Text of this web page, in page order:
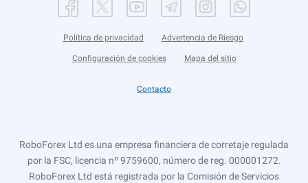
Política de privacidad Advertencia de Riesgo
Configuración de cookies Mapa del sitio
Contacto
RoboForex Ltd es una empresa financiera de corretaje regulada
por la FSC, licencia nº 9759600, número de reg. 000001272.
RoboForex Ltd está registrada por la Comisión de Servicios